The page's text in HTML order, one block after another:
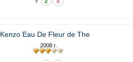
2 X
Kenzo Eau De Fleur de The
2008 г.